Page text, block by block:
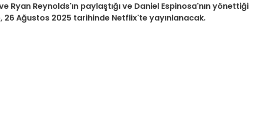
Ryan Reynolds'ın paylaştığı ve Daniel Espinosa'nın yönettiği
26 Ağustos 2025 tarihinde Netflix'te yayınlanacak.